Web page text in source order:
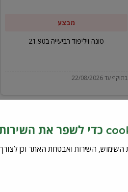
מבצע
טונה ויליפוד רביעייה ב21.90
בתוקף עד 22/08/2026